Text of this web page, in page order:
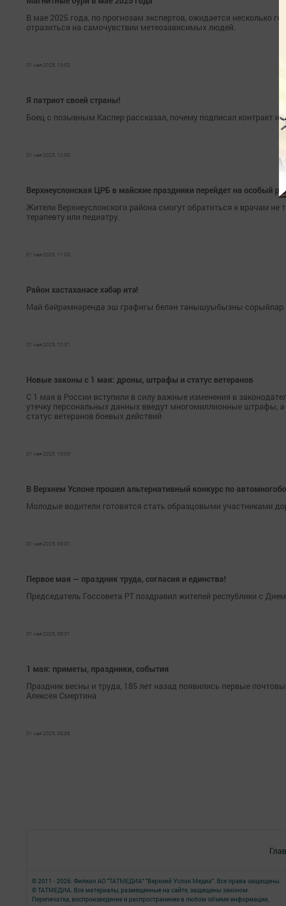
В мае 2025 года, по прогнозам экспертов, ожидается несколько
отразиться на самочувствии метеозависимых людей.
01 мая 2025, 13:02
Я патриот своей страны!
Боец с позывным Каспер рассказал, почему подписал контракт и
01 мая 2025, 12:00
Верхнеуслонская ЦРБ в майские праздники перейдет на особый
Жители Верхнеуслонского района смогут обратиться к врачам не
терапевту или педиатру.
01 мая 2025, 11:00
Район хастаханәсе хәбәр итә!
Май бәйрәмнәрендә эш графигы белән танышуыбызны сорыйлар.
01 мая 2025, 10:31
Новые законы с 1 мая: дроны, штрафы и статус ветеранов
С 1 мая в России вступили в силу важные изменения в
утечку персональных данных введут многомиллионные штрафы,
статус ветеранов боевых действий
01 мая 2025, 10:00
В Верхнем Услоне прошел альтернативный конкурс по
Молодые водители готовятся стать образцовыми участниками
01 мая 2025, 09:01
Первое мая — праздник труда, согласия и единства!
Председатель Госсовета РТ поздравил жителей республики с
01 мая 2025, 08:31
1 мая: приметы, праздники, события
Праздник весны и труда, 185 лет назад появились первые
Алексея Смертина
01 мая 2025, 08:06
© 2011 - 2026. Филиал АО "ТАТМЕДИА" "Верхний Услон Медиа". Все права защищены.
© ТАТМЕДИА. Все материалы, размещенные на сайте, защищены законом.
Перепечатка, воспроизведение и распространение в любом объеме информации,